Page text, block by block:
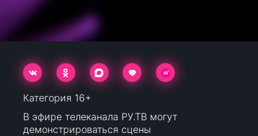
Категория 16+
В эфире телеканала РУ.ТВ могут
демонстрироваться сцены